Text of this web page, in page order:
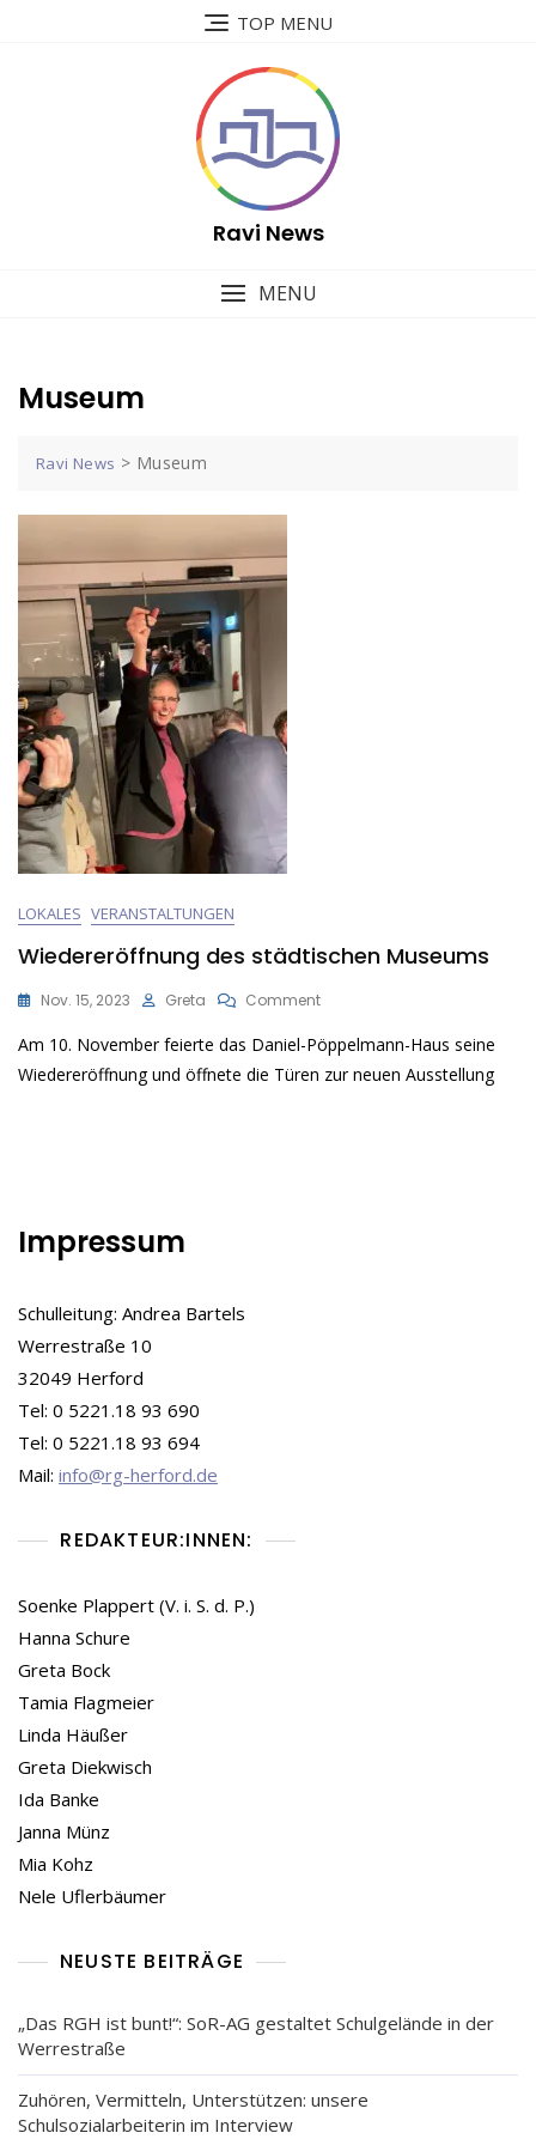
TOP MENU
Ravi News
MENU
Museum
Ravi News > Museum
LOKALES VERANSTALTUNGEN
Wiedereröffnung des städtischen Museums
Nov. 15, 2023 Greta CommentOn
Des
Städtischen
Am 10. November feierte das Daniel-Pöppelmann-Haus seine
Wiedereröffnung und öffnete die Türen zur neuen Ausstellung
Impressum
Schulleitung: Andrea Bartels
Werrestraße 10
32049 Herford
Tel: 0 5221.18 93 690
Tel: 0 5221.18 93 694
Mail: info@rg-herford.de
REDAKTEUR:INNEN:
Soenke Plappert (V. i. S. d. P.)
Hanna Schure
Greta Bock
Tamia Flagmeier
Linda Häußer
Greta Diekwisch
Ida Banke
Janna Münz
Mia Kohz
Nele Uflerbäumer
NEUSTE BEITRÄGE
„Das RGH ist bunt!“: SoR-AG gestaltet Schulgelände in der
Werrestraße
Zuhören, Vermitteln, Unterstützen: unsere
Schulsozialarbeiterin im Interview